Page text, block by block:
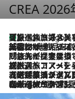
CREA
2 Hours Ago
【厳選旅コスメ】「多機能アイテムがメイン！」旅好き美容エディターが選んだ夏旅ベストコスメを発表【Mサイズジップ】
2026.8.6
「荷物が増えるほど旅ストレスは増す」美容ジャーナリストがたどり着いた最終結論。“化粧品を劇的に減らす”感動の凝縮美容とは
2026.8.6
「旅先には金髪ウィッグを持参」日本と同じメイクで
2026.8.6
【厳選旅コスメ】「身軽さ＆UV対策重視！」ヘアアーティストshucoが選んだ夏旅ベストコスメを発表【Mサイズジップ】
2026.8.5
【厳選旅コスメ】国内をあちこち移動する河井菜摘が選んだ夏旅ベストコスメ発表！「リラックスアイテムはマスト」【Mサ
2026.8.4
【厳選旅コスメ】「紫外線＆乾燥対策しながらメイク感も！」ヘア＆メイクGeorgeが選んだ夏旅ベス